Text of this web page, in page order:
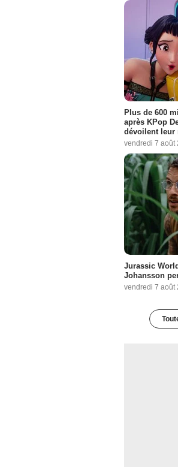
Plus de 600
après KPop
dévoilent leur
vendredi 7 août
Jurassic
Johansson
vendredi 7 août